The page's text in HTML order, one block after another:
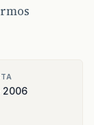
2006